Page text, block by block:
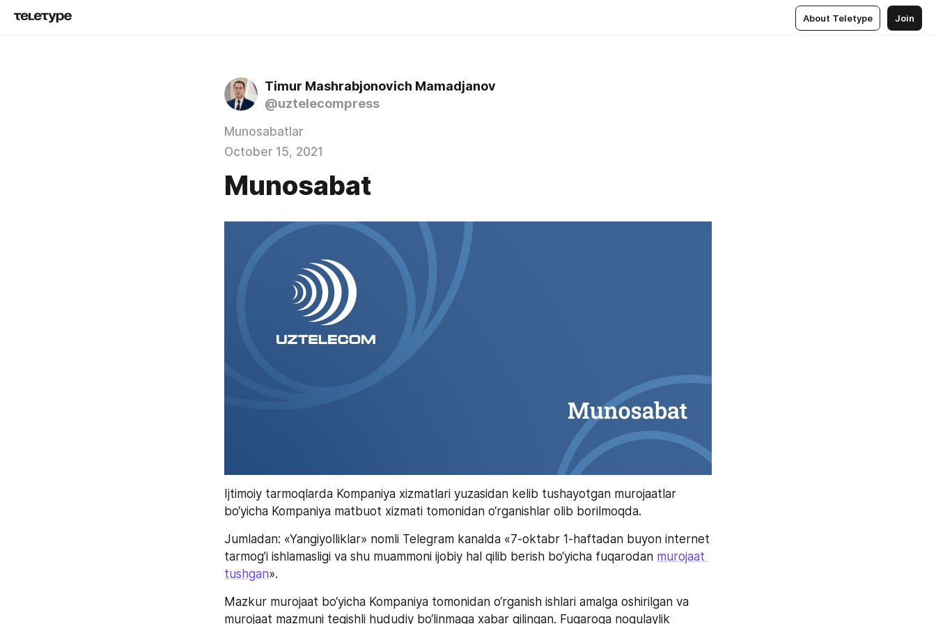
About Teletype Join
Timur Mashrabjonovich Mamadjanov
@uztelecompress
Munosabatlar
October 15, 2021
Munosabat
Ijtimoiy tarmoqlarda Kompaniya xizmatlari yuzasidan kelib tushayotgan murojaatlar
bo‘yicha Kompaniya matbuot xizmati tomonidan o‘rganishlar olib borilmoqda.
Jumladan: «Yangiyolliklar» nomli Telegram kanalda «7-oktabr 1-haftadan buyon internet
tarmog’i ishlamasligi va shu muammoni ijobiy hal qilib berish bo‘yicha fuqarodan murojaat
tushgan».
Mazkur murojaat bo‘yicha Kompaniya tomonidan o‘rganish ishlari amalga oshirilgan va
murojaat mazmuni tegishli hududiy bo‘linmaga xabar qilingan. Fuqaroga noqulaylik